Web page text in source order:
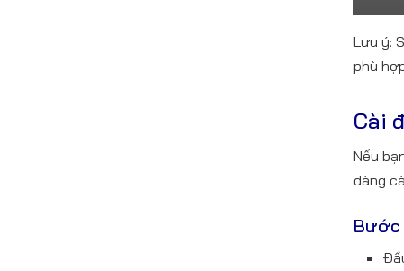
Lưu ý:
phù
Cài
Nếu
dàng
Bước